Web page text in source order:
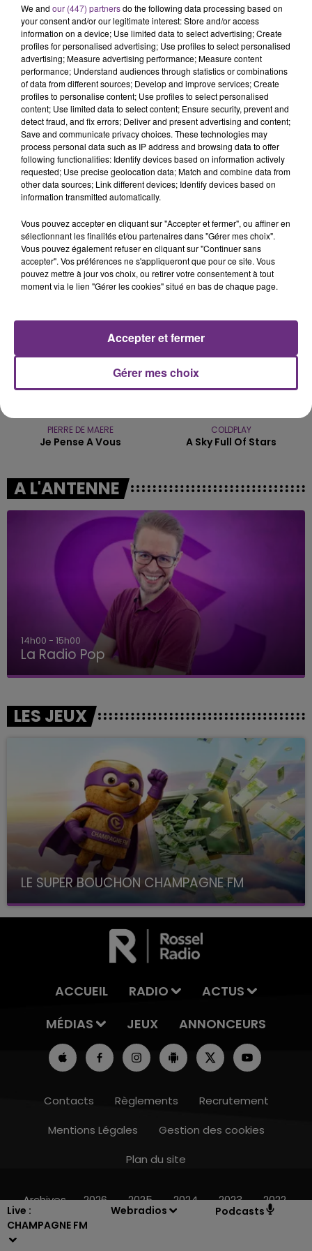
Live :
CHAMPAGNE FM
Webradios Podcasts
10h00 - 14h00
l'anniversaire du plus gros sanglier du monde.
Une fête est donc organisée et vous êtes tous
conviés !
TITRES DIFFUSÉS
5h49
5h49
DJ GOJA & JASON DERULO &
MELODY
Mi Chico
5h47
5h47
BENSON BOONE
Beautiful Things
5h44
5h44
PIERRE DE MAERE
Je Pense A Vous
5h40
5h40
COLDPLAY
A Sky Full Of Stars
A L'ANTENNE
14h00 - 15h00
La Radio Pop
LES JEUX
LE SUPER BOUCHON CHAMPAGNE FM
avec La Famille Champagne FM, à 8H10
ACCUEIL RADIO
ACTUS
MÉDIAS
JEUX ANNONCEURS
Contacts Règlements
Recrutement
Mentions Légales
Gestion des cookies
Plan du site
Archives 2026 2025 2024 2023 2022
We and our (447) partnersdo the following data processing based on
your consent and/or our legitimate interest: Store and/or access
information on a device; Use limited data to select advertising; Create
profiles for personalised advertising; Use profiles to select personalised
advertising; Measure advertising performance; Measure content
performance; Understand audiences through statistics or combinations
of data from different sources; Develop and improve services; Create
profiles to personalise content; Use profiles to select personalised
content; Use limited data to select content; Ensure security, prevent and
detect fraud, and fix errors; Deliver and present advertising and content;
Save and communicate privacy choices. These technologies may
process personal data such as IP address and browsing data to offer
following functionalities: Identify devices based on information actively
requested; Use precise geolocation data; Match and combine data from
other data sources; Link different devices; Identify devices based on
information transmitted automatically.
Vous pouvez accepter en cliquant sur "Accepter et fermer", ou affiner en
sélectionnant les finalités et/ou partenaires dans "Gérer mes choix".
Vous pouvez également refuser en cliquant sur "Continuer sans
accepter". Vos préférences ne s'appliqueront que pour ce site. Vous
pouvez mettre à jour vos choix, ou retirer votre consentement à tout
moment via le lien "Gérer les cookies" situé en bas de chaque page.
Gérer mes choix
Accepter et fermer